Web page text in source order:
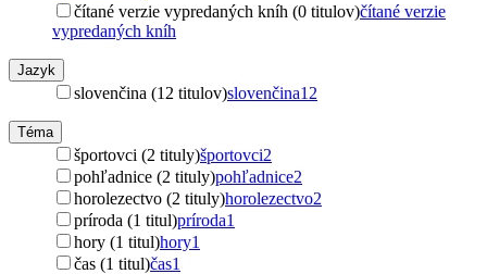
čítané verzie vypredaných kníh (0 titulov)čítané verzie
vypredaných kníh
Jazyk
slovenčina (12 titulov)slovenčina12
Téma
športovci (2 tituly)športovci2
pohľadnice (2 tituly)pohľadnice2
horolezectvo (2 tituly)horolezectvo2
príroda (1 titul)príroda1
hory (1 titul)hory1
čas (1 titul)čas1